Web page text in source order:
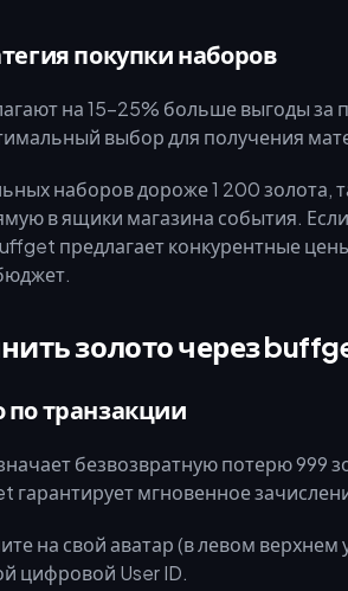
покупки наборов
на 15–25% больше выгоды
выбор для получения
наборов дороже 1 200 золота,
в ящики магазина события.
предлагает конкурентные
золото через
по транзакции
безвозвратную потерю 999
гарантирует мгновенное
на свой аватар (в левом верхнем
цифровой User ID.